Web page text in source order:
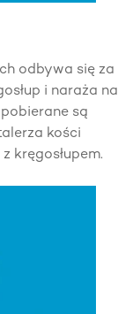
odbywa się za
i naraża na
są
kości
kręgosłupem.